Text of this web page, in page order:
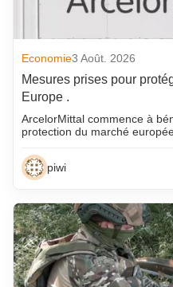
Economie3 Août. 2026
Mesures prises pour
Europe .
ArcelorMittal commence à
protection du marché
piwi